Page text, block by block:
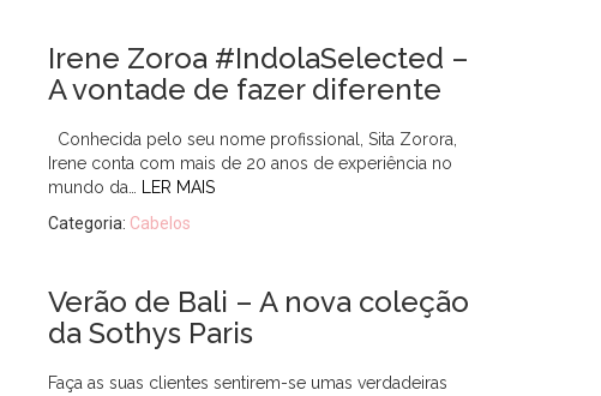
Irene Zoroa #IndolaSelected –
A vontade de fazer diferente
Conhecida pelo seu nome profissional, Sita Zorora,
Irene conta com mais de 20 anos de experiência no
mundo da…
LER MAIS
Categoria: Cabelos
Verão de Bali – A nova coleção
da Sothys Paris
Faça as suas clientes sentirem-se umas verdadeiras